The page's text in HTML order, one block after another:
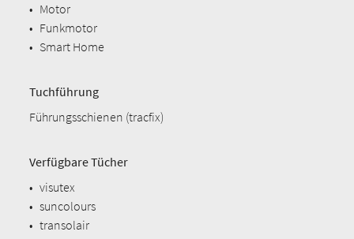
• Motor
• Funkmotor
• Smart Home
Tuchführung
Führungsschienen (tracfix)
Verfügbare Tücher
• visutex
• suncolours
• transolair